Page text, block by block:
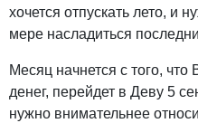
хочется отпускать лето, и
мере насладиться
Месяц начнется с того,
денег, перейдет в Деву 5
нужно внимательнее